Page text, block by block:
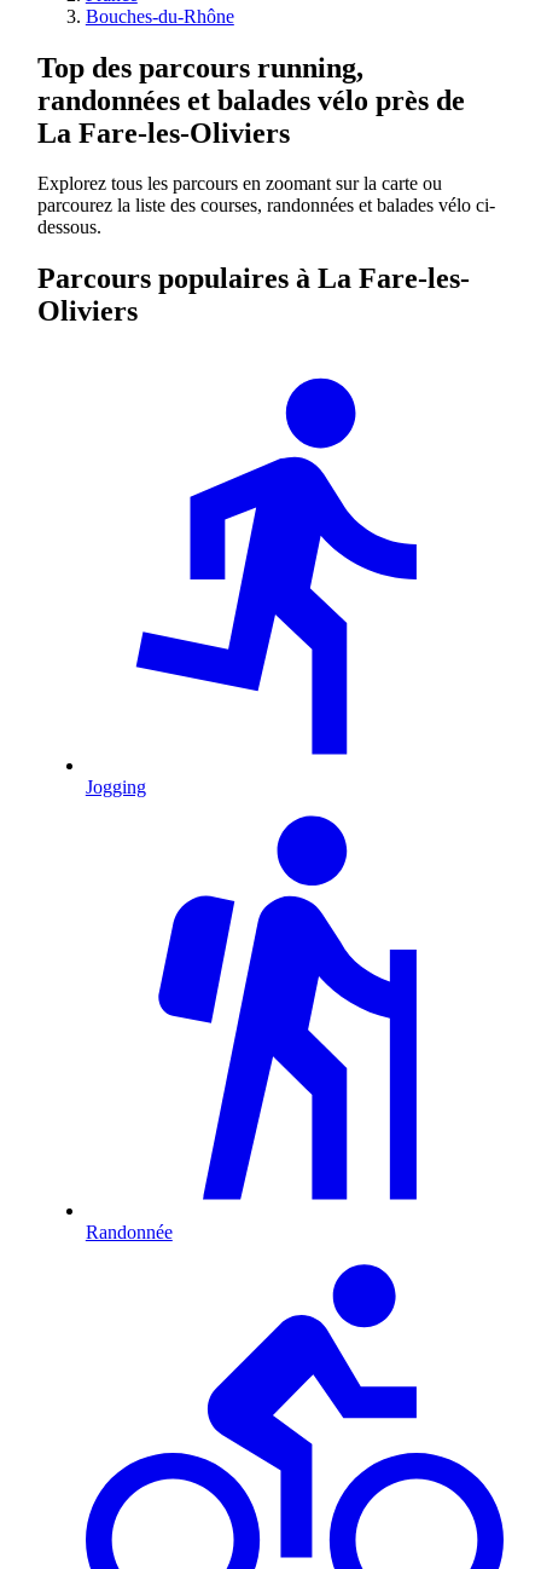
Bouches-du-Rhône
Top des parcours running,
randonnées et balades vélo près de
La Fare-les-Oliviers
Explorez tous les parcours en zoomant sur la carte ou
parcourez la liste des courses, randonnées et balades vélo ci-
dessous.
Parcours populaires à La Fare-les-
Oliviers
Jogging
Randonnée